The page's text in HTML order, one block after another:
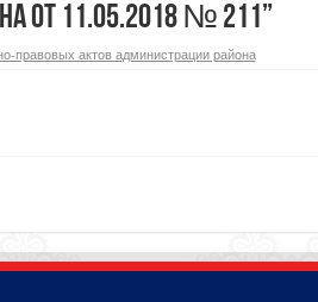
от 11.05.2018 № 211”
правовых актов администрации района